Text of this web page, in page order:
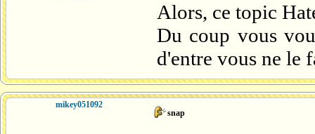
Alors, ce topic
Du coup vous
d'entre vous ne le
mikey051092
snap